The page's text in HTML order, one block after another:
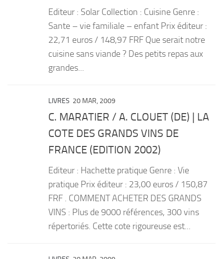
Editeur : Solar Collection : Cuisine Genre :
Sante – vie familiale – enfant Prix éditeur :
22,71 euros / 148,97 FRF Que serait notre
cuisine sans viande ? Des petits repas aux
grandes...
LIVRES 20 MAR, 2009
C. MARATIER / A. CLOUET (DE) | LA
COTE DES GRANDS VINS DE
FRANCE (EDITION 2002)
Editeur : Hachette pratique Genre : Vie
pratique Prix éditeur : 23,00 euros / 150,87
FRF . COMMENT ACHETER DES GRANDS
VINS : Plus de 9000 références, 300 vins
répertoriés. Cette cote rigoureuse est...